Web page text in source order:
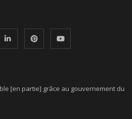
[en partie] grâce au gouvernement du